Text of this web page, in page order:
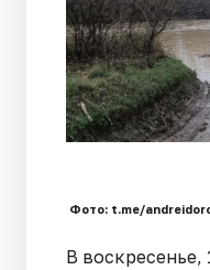
Фото: t.me/
В воскресенье,